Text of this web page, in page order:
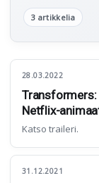
3 artikkelia
28.03.2022
Netflix-
Katso traileri.
31.12.2021